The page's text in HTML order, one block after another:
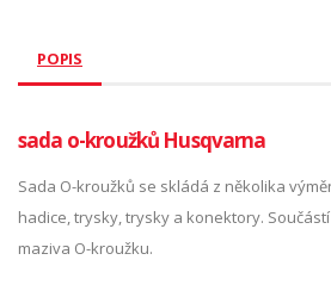
POPIS
sada o-kroužků Husqvarna
Sada O-kroužků se skládá z několika
hadice, trysky, trysky a konektory.
maziva O-kroužku.